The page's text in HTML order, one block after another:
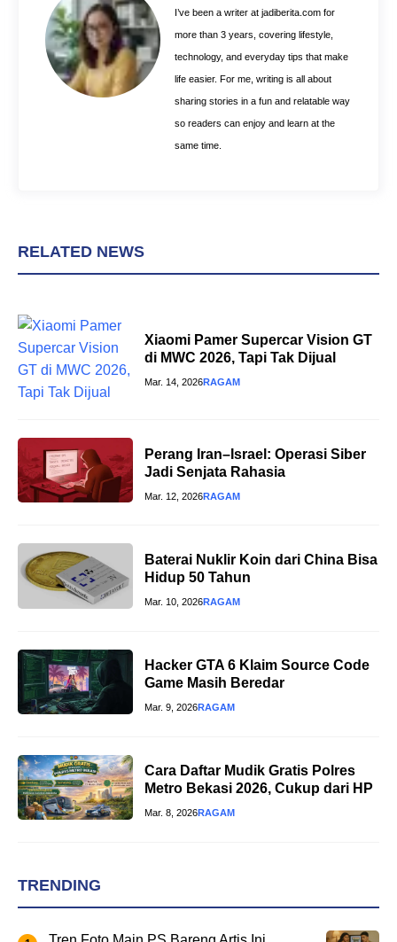
k
e
s
t
p
p
I’ve been a writer at jadiberita.com for
more than 3 years, covering lifestyle,
technology, and everyday tips that make
life easier. For me, writing is all about
sharing stories in a fun and relatable way
so readers can enjoy and learn at the
same time.
RELATED NEWS
Xiaomi Pamer Supercar Vision GT
di MWC 2026, Tapi Tak Dijual
Mar. 14, 2026RAGAM
Perang Iran–Israel: Operasi Siber
Jadi Senjata Rahasia
Mar. 12, 2026RAGAM
Baterai Nuklir Koin dari China Bisa
Hidup 50 Tahun
Mar. 10, 2026RAGAM
Hacker GTA 6 Klaim Source Code
Game Masih Beredar
Mar. 9, 2026RAGAM
Cara Daftar Mudik Gratis Polres
Metro Bekasi 2026, Cukup dari HP
Mar. 8, 2026RAGAM
TRENDING